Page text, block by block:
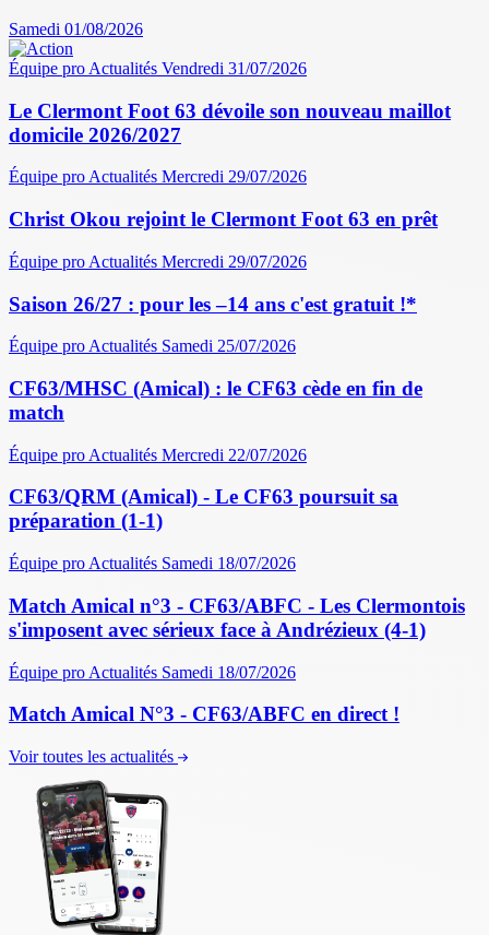
Samedi 01/08/2026
Équipe pro Actualités Vendredi 31/07/2026
Le Clermont Foot 63 dévoile son nouveau maillot
domicile 2026/2027
Équipe proActualités Mercredi 29/07/2026
Christ Okou rejoint le Clermont Foot 63 en prêt
Équipe pro Actualités Mercredi 29/07/2026
Saison 26/27 : pour les –14 ans c'est gratuit !*
Équipe pro Actualités Samedi 25/07/2026
CF63/MHSC (Amical) : le CF63 cède en fin de
match
Équipe pro Actualités Mercredi 22/07/2026
CF63/QRM (Amical) - Le CF63 poursuit sa
préparation (1-1)
Équipe pro Actualités Samedi 18/07/2026
Match Amical n°3 - CF63/ABFC - Les Clermontois
s'imposent avec sérieux face à Andrézieux (4-1)
Équipe pro Actualités Samedi 18/07/2026
Match Amical N°3 - CF63/ABFC en direct !
Voir toutes les actualités